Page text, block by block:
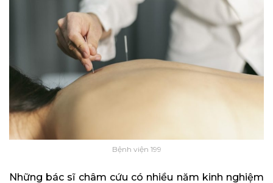
Bệnh viện 199
Những bác sĩ châm cứu có nhiều năm kinh nghiệm